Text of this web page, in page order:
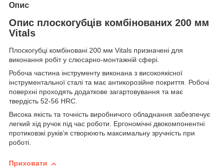
Опис
Опис плоскогубців комбінованих 200 мм
Vitals
Плоскогубці комбіновані 200 мм Vitals призначені для
виконання робіт у слюсарно-монтажній сфері.
Робоча частина інструменту виконана з високоякісної
інструментальної сталі та має антикорозійне покриття. Робочі
поверхні проходять додаткове загартовування та має
твердість 52-56 HRC.
Висока якість та точність виробничого обладнання забезпечує
легкий хід ручок під час роботи. Ергономічні двокомпонентні
протиковзкі руків’я створюють максимальну зручність при
роботі.
Приховати